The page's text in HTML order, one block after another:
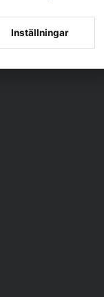
Inställningar